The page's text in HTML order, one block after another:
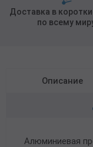
Доставка в
по всему
Описание
Алюминиевая